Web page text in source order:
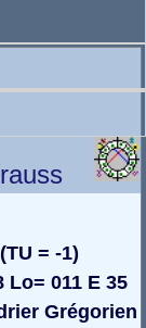
= -1)
Lo= 011 E 35
Grégorien